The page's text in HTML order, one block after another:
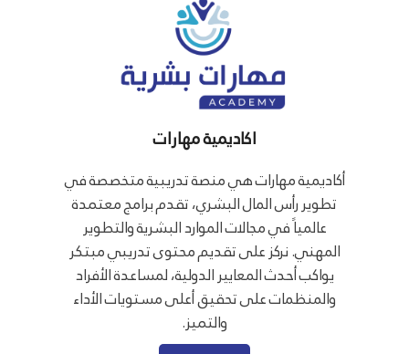
اكاديمية مهارات
أكاديمية مهارات هي منصة تدريبية متخصصة في
تطوير رأس المال البشري، تقدم برامج معتمدة
عالمياً في مجالات الموارد البشرية والتطوير
المهني. نركز على تقديم محتوى تدريبي مبتكر
يواكب أحدث المعايير الدولية، لمساعدة الأفراد
والمنظمات على تحقيق أعلى مستويات الأداء
والتميز.